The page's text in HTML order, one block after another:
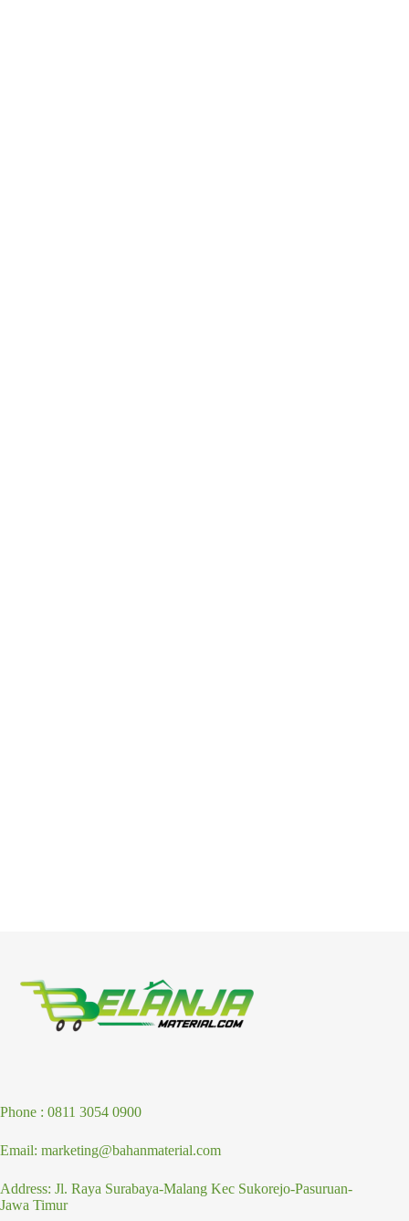
Phone : 0811 3054 0900
Email: marketing@bahanmaterial.com
Address: Jl. Raya Surabaya-Malang Kec Sukorejo-Pasuruan-
Jawa Timur